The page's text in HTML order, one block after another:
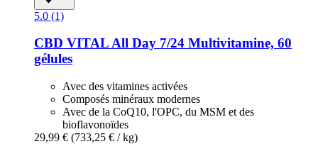
5.0 (1)
CBD VITALAll Day 7/24 Multivitamine, 60
gélules
Avec des vitamines activées
Composés minéraux modernes
Avec de la CoQ10, l'OPC, du MSM et des
bioflavonoïdes
29,99 € (733,25 € / kg)